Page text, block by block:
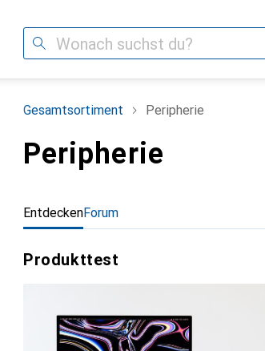
Suche
Gesamtsortiment Peripherie
Peripherie
EntdeckenForum
Produkttest